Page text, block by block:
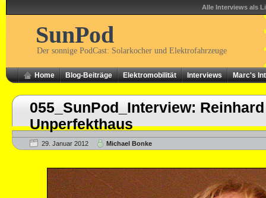
Alle Interviews als
SunPod
Der sonnige PodCast: Solarkocher und Elektrofahrzeuge
Home Blog-Beiträge Elektromobilität Interviews Marc's
055_SunPod_Interview:
Unperfekthaus
29. Januar 2012 Michael Bonke